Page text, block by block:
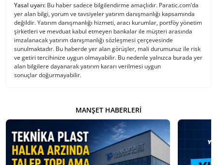
Yasal uyarı: Bu haber sadece bilgilendirme amaçlıdır. Paratic.com’da
yer alan bilgi, yorum ve tavsiyeler yatırım danışmanlığı kapsamında
değildir. Yatırım danışmanlığı hizmeti, aracı kurumlar, portföy yönetim
şirketleri ve mevduat kabul etmeyen bankalar ile müşteri arasında
imzalanacak yatırım danışmanlığı sözleşmesi çerçevesinde
sunulmaktadır. Bu haberde yer alan görüşler, mali durumunuz ile risk
ve getiri tercihinize uygun olmayabilir. Bu nedenle yalnızca burada yer
alan bilgilere dayanarak yatırım kararı verilmesi uygun
sonuçlar doğurmayabilir.
MANŞET HABERLERI